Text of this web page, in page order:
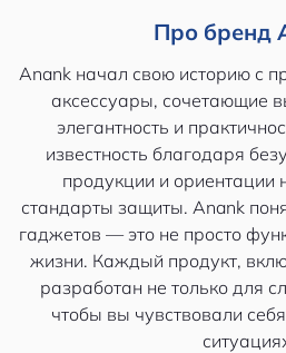
Про бренд
Anank начал свою историю с
аксессуары, сочетающие
элегантность и
известность благодаря
продукции и ориентации
стандарты защиты. Anank
гаджетов — это не просто
жизни. Каждый продукт,
разработан не только для
чтобы вы чувствовали